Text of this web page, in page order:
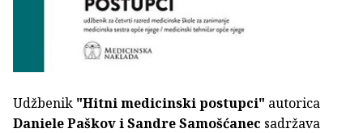
Udžbenik "Hitni medicinski postupci" autorica
Daniele Paškov i Sandre Samošćanec sadržava